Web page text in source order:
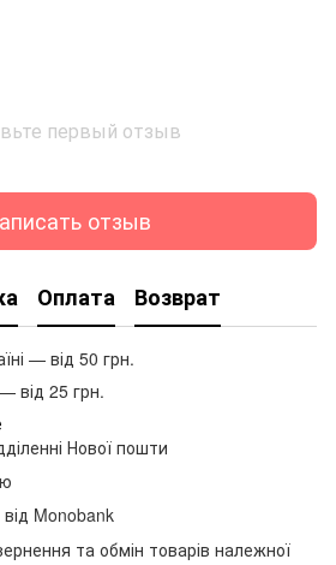
первый отзыв
отзыв
Оплата Возврат
— від 50 грн.
від 25 грн.
Нової пошти
Monobank
та обмін товарів належної